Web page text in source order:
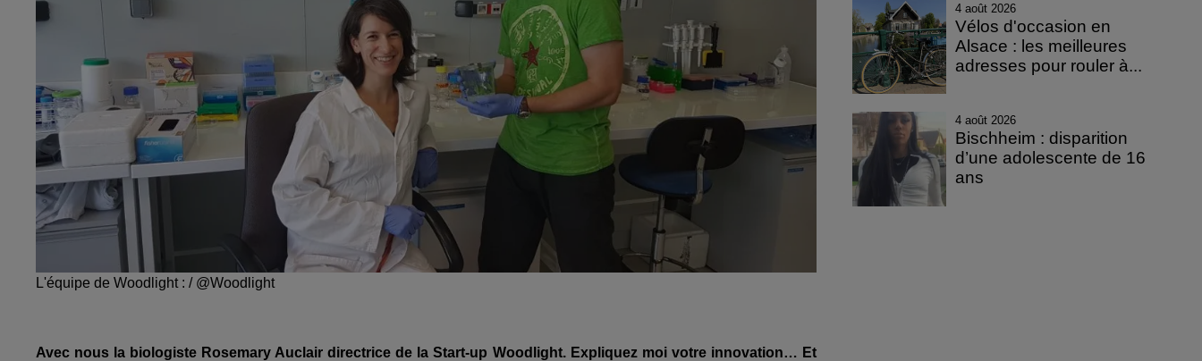
L'équipe de Woodlight : / @Woodlight
Avec nous la biologiste Rosemary Auclair directrice de la Start-up Woodlight. Expliquez moi votre innovation… Et
4 août 2026
Vélos d'occasion en
Alsace : les meilleures
adresses pour rouler à...
4 août 2026
Bischheim : disparition
d’une adolescente de 16
ans